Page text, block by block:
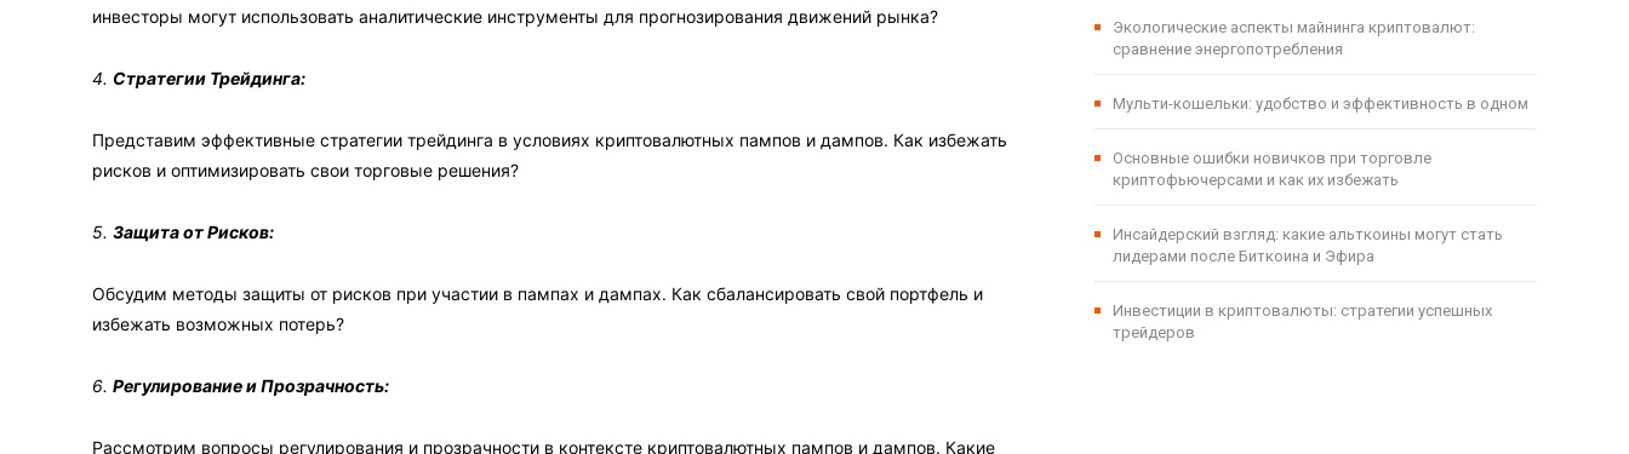
инвесторы могут использовать аналитические инструменты для прогнозирования движений рынка?
4. Стратегии Трейдинга:
Представим эффективные стратегии трейдинга в условиях криптовалютных пампов и дампов. Как избежать
рисков и оптимизировать свои торговые решения?
5. Защита от Рисков:
Обсудим методы защиты от рисков при участии в пампах и дампах. Как сбалансировать свой портфель и
избежать возможных потерь?
6. Регулирование и Прозрачность:
Рассмотрим вопросы регулирования и прозрачности в контексте криптовалютных пампов и дампов. Какие
Экологические аспекты майнинга криптовалют:
сравнение энергопотребления
Мульти-кошельки: удобство и эффективность в одном
Основные ошибки новичков при торговле
криптофьючерсами и как их избежать
Инсайдерский взгляд: какие альткоины могут стать
лидерами после Биткоина и Эфира
Инвестиции в криптовалюты: стратегии успешных
трейдеров